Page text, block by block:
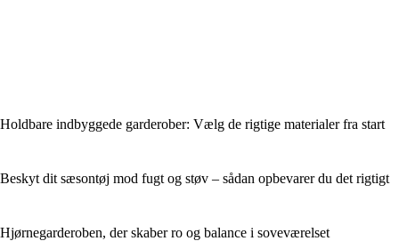
Holdbare indbyggede garderober: Vælg de rigtige materialer fra start
Beskyt dit sæsontøj mod fugt og støv – sådan opbevarer du det rigtigt
Hjørnegarderoben, der skaber ro og balance i soveværelset